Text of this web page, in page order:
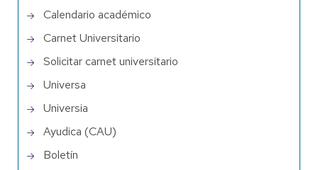
Calendario académico
Carnet Universitario
Solicitar carnet universitario
Universa
Universia
Ayudica (CAU)
Boletín